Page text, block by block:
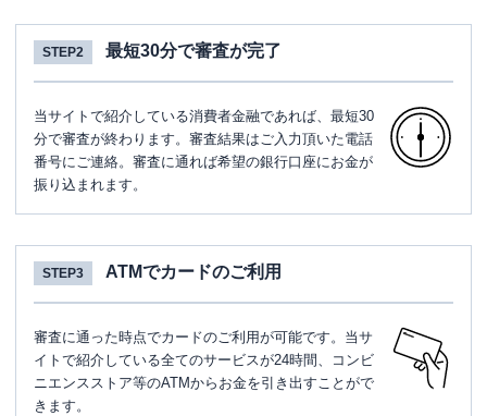
STEP2 最短30分で審査が完了
当サイトで紹介している消費者金融であれば、最短30
分で審査が終わります。審査結果はご入力頂いた電話
番号にご連絡。審査に通れば希望の銀行口座にお金が
振り込まれます。
STEP3 ATMでカードのご利用
審査に通った時点でカードのご利用が可能です。当サ
イトで紹介している全てのサービスが24時間、コンビ
ニエンスストア等のATMからお金を引き出すことがで
きます。